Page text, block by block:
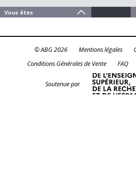
© ABG 2026 Mentions légales
Conditions Générales de Vente
FAQ
Soutenue par